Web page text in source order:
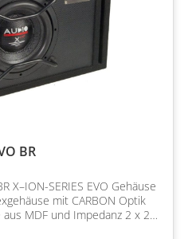
BR
X–ION-SERIES EVO Gehäuse
mit CARBON Optik
MDF und Impedanz 2 x 2